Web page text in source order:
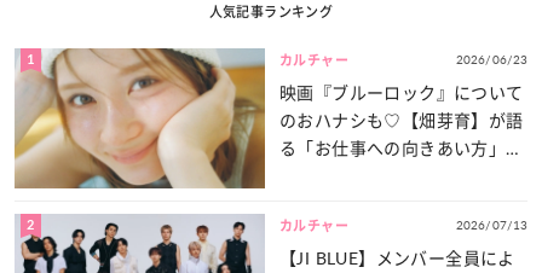
人気記事ランキング
1 カルチャー 2026/06/23
映画『ブルーロック』について
のおハナシも♡【畑芽育】が語
る「お仕事への向きあい方」と
2 カルチャー 2026/07/13
【JI BLUE】メンバー全員によ